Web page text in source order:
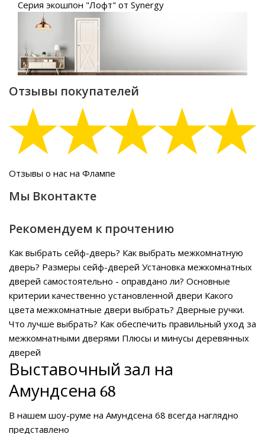
Серия экошпон "Лофт" от Synergy
Отзывы покупателей
Отзывы о нас на Флампе
Мы Вконтакте
Рекомендуем к прочтению
Как выбрать сейф-дверь? Как выбрать межкомнатную
дверь? Размеры сейф-дверей Установка межкомнатных
дверей самостоятельно - оправдано ли? Основные
критерии качественно установленной двери Какого
цвета межкомнатные двери выбрать? Дверные ручки.
Что лучше выбрать? Как обеспечить правильный уход за
межкомнатными дверями Плюсы и минусы деревянных
дверей
Выставочный зал на
Амундсена 68
В нашем шоу-руме на Амундсена 68 всегда наглядно
представлено